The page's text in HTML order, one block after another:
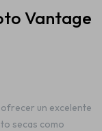
Vantage
un excelente
secas como